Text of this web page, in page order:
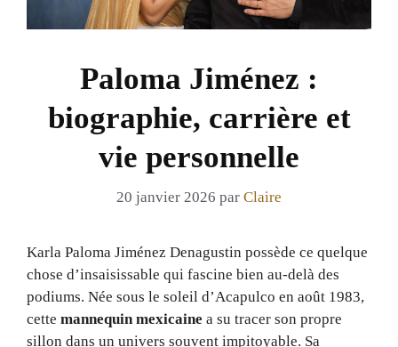
Paloma Jiménez :
biographie, carrière et
vie personnelle
20 janvier 2026 par Claire
Karla Paloma Jiménez Denagustin possède ce quelque
chose d’insaisissable qui fascine bien au-delà des
podiums. Née sous le soleil d’Acapulco en août 1983,
cette mannequin mexicaine a su tracer son propre
sillon dans un univers souvent impitoyable. Sa